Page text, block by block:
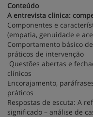
Conteúdo
A entrevista clinica:
Componentes e
(empatia, genuidade e
Comportamento básico
práticos de intervenção
Questões abertas e
clínicos
Encorajamento,
práticos
Respostas de escuta: A
significado – análise de